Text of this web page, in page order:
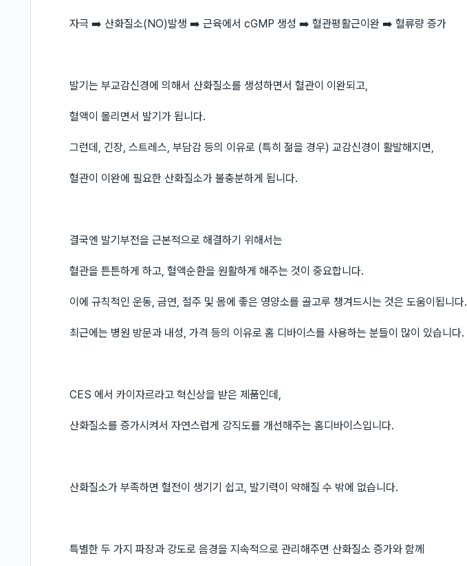
자극 ➡️ 산화질소(NO)발생 ➡️ 근육에서 cGMP 생성 ➡️ 혈관평활근이완 ➡️ 혈류량 증가
발기는 부교감신경에 의해서 산화질소를 생성하면서 혈관이 이완되고,
혈액이 몰리면서 발기가 됩니다.
그런데, 긴장, 스트레스, 부담감 등의 이유로 (특히 젊을 경우) 교감신경이 활발해지면,
혈관이 이완에 필요한 산화질소가 불충분하게 됩니다.
결국엔 발기부전을 근본적으로 해결하기 위해서는
혈관을 튼튼하게 하고, 혈액순환을 원활하게 해주는 것이 중요합니다.
이에 규칙적인 운동, 금연, 절주 및 몸에 좋은 영양소를 골고루 챙겨드시는 것은 도움이됩니다.
최근에는 병원 방문과 내성, 가격 등의 이유로 홈 디바이스를 사용하는 분들이 많이 있습니다.
CES 에서 카이자르라고 혁신상을 받은 제품인데,
산화질소를 증가시켜서 자연스럽게 강직도를 개선해주는 홈디바이스입니다.
산화질소가 부족하면 혈전이 생기기 쉽고, 발기력이 약해질 수 밖에 없습니다.
특별한 두 가지 파장과 강도로 음경을 지속적으로 관리해주면 산화질소 증가와 함께